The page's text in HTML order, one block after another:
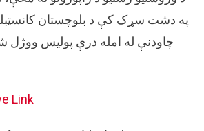
په دشت سړک کې د بلوچستان
Link